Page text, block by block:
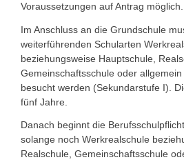
Voraussetzungen auf Antrag möglich.
Im Anschluss an die Grundschule
weiterführenden Schularten
beziehungsweise Hauptschule,
Gemeinschaftsschule oder
besucht werden (Sekundarstufe I).
fünf Jahre.
Danach beginnt die
solange noch Werkrealschule
Realschule, Gemeinschaftsschule